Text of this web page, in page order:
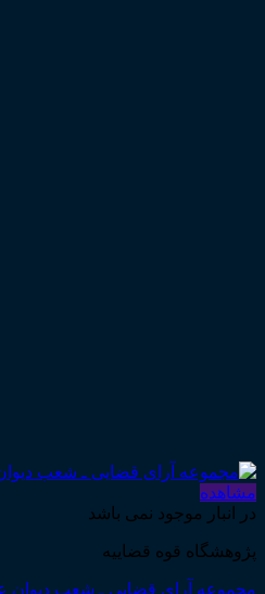
مشاهده
در انبار موجود نمی باشد
پژوهشگاه قوه قضاییه
مجموعه آرای قضایی ـ شعب دیوان